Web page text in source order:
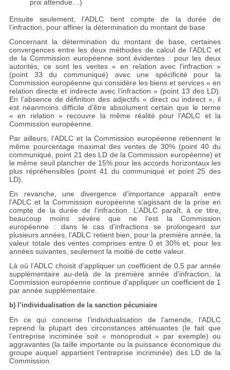
prix attendue…)
Ensuite seulement, l’ADLC tient compte de la durée de
l’infraction, pour affiner la détermination du montant de base.
Concernant la détermination du montant de base, certaines
convergences entre les deux méthodes de calcul de l’ADLC et
de la Commission européenne sont évidentes : pour les deux
autorités, ce sont les ventes « en relation avec l’infraction »
(point 33 du communiqué) avec une spécificité pour la
Commission européenne qui considère les biens et services « en
relation directe et indirecte avec l’infraction » (point 13 des LD).
En l’absence de définition des adjectifs « direct ou indirect », il
est néanmoins difficile d’être absolument certain que le terme
« en relation » recouvre la même réalité pour l’ADLC et la
Commission européenne.
Par ailleurs, l’ADLC et la Commission européenne retiennent le
même pourcentage maximal des ventes de 30% (point 40 du
communiqué, point 21 des LD de la Commission européenne) et
le même seuil plancher de 15% pour les accords horizontaux les
plus répréhensibles (point 41 du communiqué et point 25 des
LD).
En revanche, une divergence d’importance apparaît entre
l’ADLC et la Commission européenne s’agissant de la prise en
compte de la durée de l’infraction. L’ADLC paraît, à ce titre,
beaucoup moins sévère que ne l’est la Commission
européenne : dans le cas d’infractions se prolongeant sur
plusieurs années, l’ADLC retient bien, pour la première année, la
valeur totale des ventes comprises entre 0 et 30% et, pour les
années suivantes, seulement la moitié de cette valeur.
Là où l’ADLC choisit d’appliquer un coefficient de 0,5 par année
supplémentaire au-delà de la première année d’infraction, la
Commission européenne continue d’appliquer un coefficient de 1
par année supplémentaire.
b) l’individualisation de la sanction pécuniaire
En ce qui concerne l’individualisation de l’amende, l’ADLC
reprend la plupart des circonstances atténuantes (le fait que
l’entreprise incriminée soit « monoproduit » par exemple) ou
aggravantes (la taille importante ou la puissance économique du
groupe auquel appartient l’entreprise incriminée) des LD de la
Commission.